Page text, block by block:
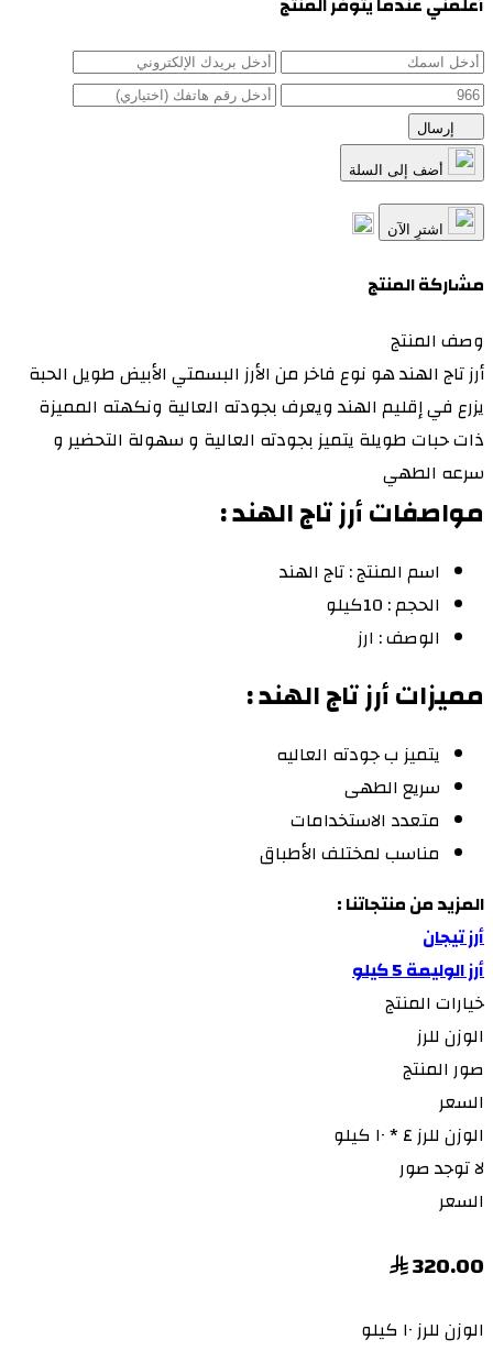
اشترِ الآن
مشاركة المنتج
وصف المنتج
أرز تاج الهند هو نوع فاخر من الأرز البسمتي الأبيض طويل الحبة
يزرع في إقليم الهند ويعرف بجودته العالية ونكهته المميزة
ذات حبات طويلة يتميز بجودته العالية و سهولة التحضير و
سرعه الطهي
مواصفات أرز تاج الهند :
اسم المنتج : تاج الهند
الحجم : 10كيلو
الوصف : ارز
مميزات أرز تاج الهند :
يتميز ب جودته العاليه
سريع الطهى
متعدد الاستخدامات
مناسب لمختلف الأطباق
المزيد من منتجاتنا :
أرز تيجان
أرز الوليمة 5 كيلو
خيارات المنتج
الوزن للرز
صور المنتج
السعر
الوزن للرز٤ * ١٠ كيلو
لا توجد صور
السعر
320.00
الوزن للرز١٠ كيلو